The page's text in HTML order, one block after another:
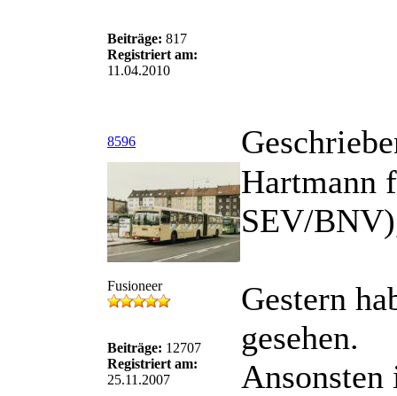
Beiträge: 817
Registriert am:
11.04.2010
8596
Fusioneer
Beiträge: 12707
Registriert am:
25.11.2007
Hartmann
SEV/
Gestern
gesehen.